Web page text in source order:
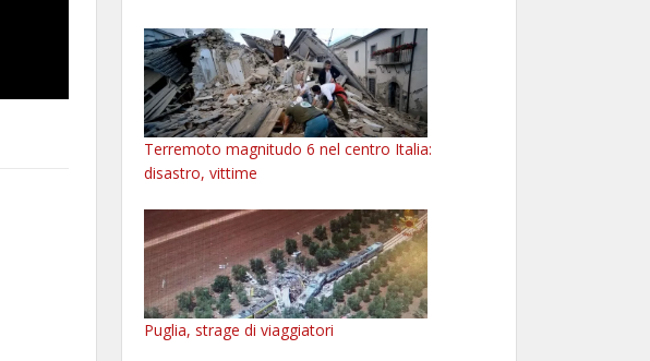
Terremoto magnitudo 6 nel centro Italia:
disastro, vittime
Puglia, strage di viaggiatori